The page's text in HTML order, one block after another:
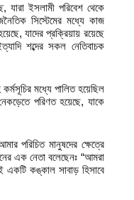
ইসলামী পরিবেশ থেকে
সিস্টেমের মধ্যে কাজ
যাদের প্রক্রিয়ায় রয়েছে
শব্দের সকল নেতিবাচক
মধ্যে পালিত হয়েছিল
পরিণত হয়েছে, যাকে
পরিচিত মানুষদের ক্ষেত্রে
এক নেতা বলেছেনঃ “আমরা
একটি কঙ্কাল সাবাড় হিসাবে